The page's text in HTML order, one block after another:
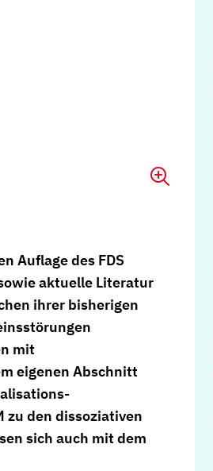
Auflage des FDS
aktuelle Literatur
ihrer bisherigen
mit
eigenen Abschnitt
zu den dissoziativen
sich auch mit dem